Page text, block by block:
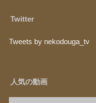
Twitter
Tweets by nekodouga_tv
人気の動画